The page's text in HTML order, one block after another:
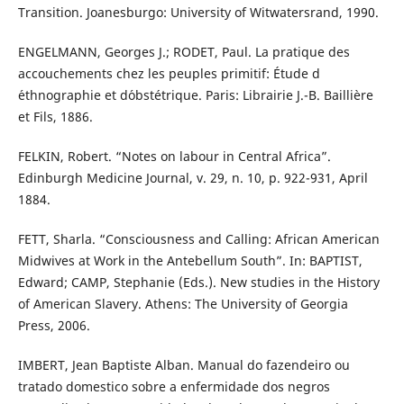
Transition. Joanesburgo: University of Witwatersrand, 1990.
ENGELMANN, Georges J.; RODET, Paul. La pratique des
accouchements chez les peuples primitif: Étude d
´ethnographie et d´obstétrique. Paris: Librairie J.-B. Baillière
et Fils, 1886.
FELKIN, Robert. “Notes on labour in Central Africa”.
Edinburgh Medicine Journal, v. 29, n. 10, p. 922-931, April
1884.
FETT, Sharla. “Consciousness and Calling: African American
Midwives at Work in the Antebellum South”. In: BAPTIST,
Edward; CAMP, Stephanie (Eds.). New studies in the History
of American Slavery. Athens: The University of Georgia
Press, 2006.
IMBERT, Jean Baptiste Alban. Manual do fazendeiro ou
tratado domestico sobre a enfermidade dos negros